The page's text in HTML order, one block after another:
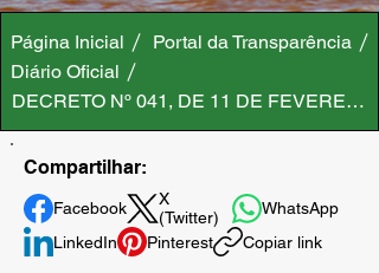
Página Inicial
Portal da Transparência
Diário Oficial
DECRETO Nº 041, DE 11 DE FEVEREIRO
Compartilhar:
Facebook
X
(Twitter)
WhatsApp
LinkedIn
Pinterest Copiar link